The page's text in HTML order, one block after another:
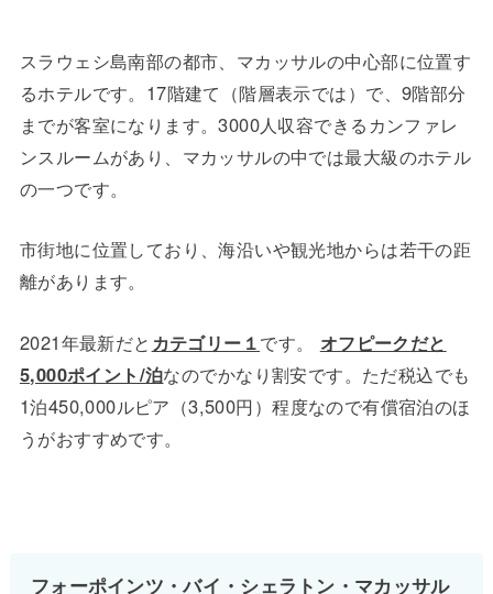
スラウェシ島南部の都市、マカッサルの中心部に位置す
るホテルです。17階建て（階層表示では）で、9階部分
までが客室になります。3000人収容できるカンファレ
ンスルームがあり、マカッサルの中では最大級のホテル
の一つです。
市街地に位置しており、海沿いや観光地からは若干の距
離があります。
2021年最新だと カテゴリー１です。 オフピークだと
5,000ポイント/泊なのでかなり割安です。ただ税込でも
1泊450,000ルピア（3,500円）程度なので有償宿泊のほ
うがおすすめです。
フォーポインツ・バイ・シェラトン・マカッサル